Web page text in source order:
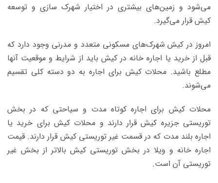
می‌شود و زمین‌های بیشتری در اختیار شهرک سازی و توسعه
کیش قرار می‌گیرد.
امروز در کیش شهرک‌های مسکونی متعدد و مدرنی وجود دارد که
قبل از خرید یا اجاره خانه در کیش باید از شرایط و موقعیت آنها
مطلع باشید. محلات کیش برای اجاره به دو دسته کلی تقسیم
می‌شوند.
محلات کیش برای اجاره کوتاه مدت و سیاحتی که در بخش
توریستی جزیره کیش قرار دارند و محلات کیش برای خرید یا
اجاره بلند مدت که در قسمت غیر توریستی کیش قرار دارند. قیمت
اجاره خانه و ویلا در بخش توریستی کیش بالاتر از بخش غیر
توریستی آن است.